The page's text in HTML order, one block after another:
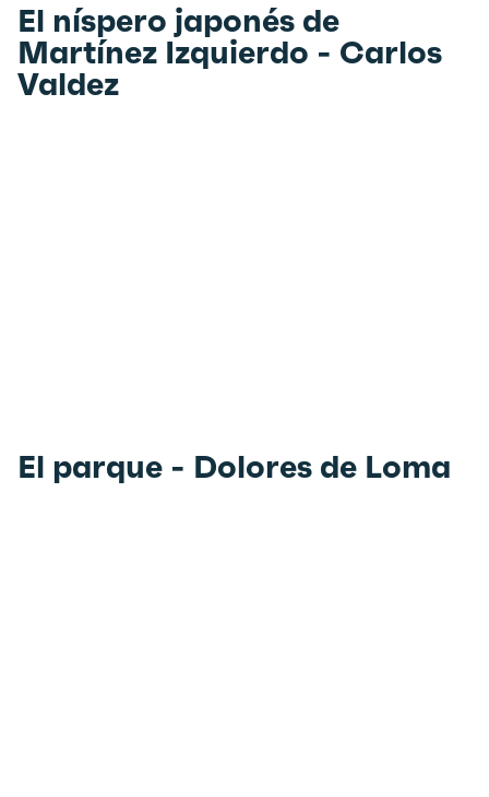
El níspero japonés de
Martínez Izquierdo - Carlos
Valdez
El parque - Dolores de Loma